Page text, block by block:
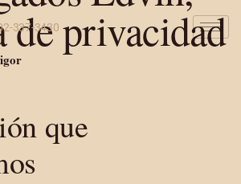
337-3430
de privacidad
que